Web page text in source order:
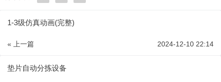
1-3级仿真动画(完整)
« 上一篇 2024-12-10 22:14
垫片自动分拣设备